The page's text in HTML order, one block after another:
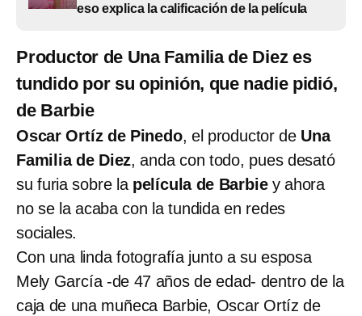
eso explica la calificación de la película
Productor de Una Familia de Diez es
tundido por su opinión, que nadie pidió,
de Barbie
Oscar Ortíz de Pinedo, el productor de Una
Familia de Diez, anda con todo, pues desató
su furia sobre la película de Barbie y ahora
no se la acaba con la tundida en redes
sociales.
Con una linda fotografía junto a su esposa
Mely García -de 47 años de edad- dentro de la
caja de una muñeca Barbie, Oscar Ortíz de